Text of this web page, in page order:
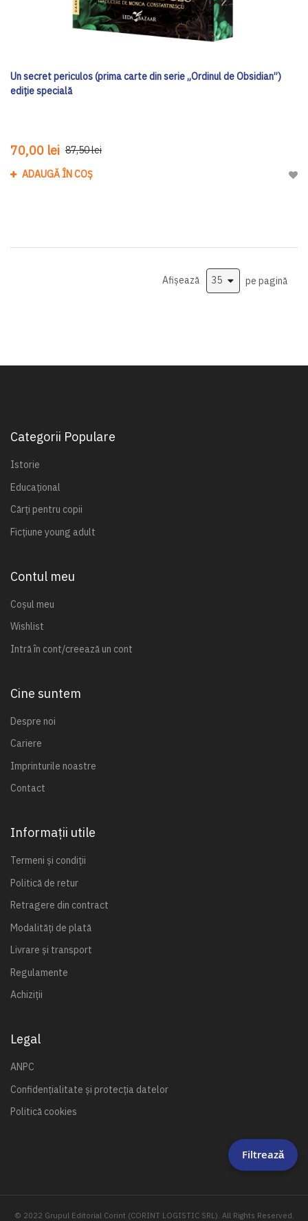
Un secret periculos (prima carte din serie „Ordinul de Obsidian”)
ediţie specială
70,00 lei 87,50 lei
ADAUGĂ ÎN COȘ
Afișează pe pagină
Categorii Populare
Istorie
Educațional
Cărți pentru copii
Ficțiune young adult
Contul meu
Coșul meu
Wishlist
Intră în cont/creează un cont
Cine suntem
Despre noi
Cariere
Imprinturile noastre
Contact
Informații utile
Termeni și condiții
Politică de retur
Retragere din contract
Modalități de plată
Livrare și transport
Regulamente
Achiziții
Legal
ANPC
Confidențialitate și protecția datelor
Politică cookies
© 2022 Grupul Editorial Corint (CORINT LOGISTIC SRL). All Rights Reserved.
Filtrează